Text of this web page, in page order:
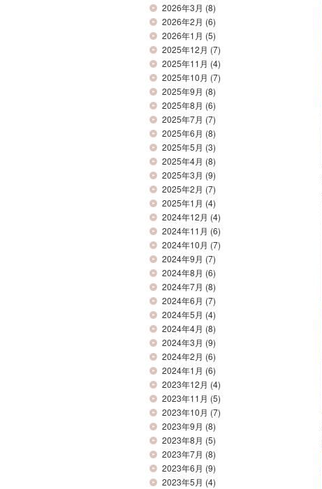
2026年3月 (8)
2026年2月 (6)
2026年1月 (5)
2025年12月 (7)
2025年11月 (4)
2025年10月 (7)
2025年9月 (8)
2025年8月 (6)
2025年7月 (7)
2025年6月 (8)
2025年5月 (3)
2025年4月 (8)
2025年3月 (9)
2025年2月 (7)
2025年1月 (4)
2024年12月 (4)
2024年11月 (6)
2024年10月 (7)
2024年9月 (7)
2024年8月 (6)
2024年7月 (8)
2024年6月 (7)
2024年5月 (4)
2024年4月 (8)
2024年3月 (9)
2024年2月 (6)
2024年1月 (6)
2023年12月 (4)
2023年11月 (5)
2023年10月 (7)
2023年9月 (8)
2023年8月 (5)
2023年7月 (8)
2023年6月 (9)
2023年5月 (4)